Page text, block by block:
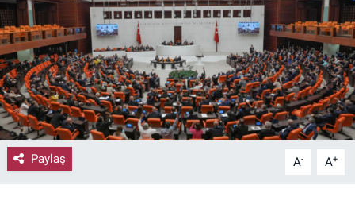
Paylaş A- A+